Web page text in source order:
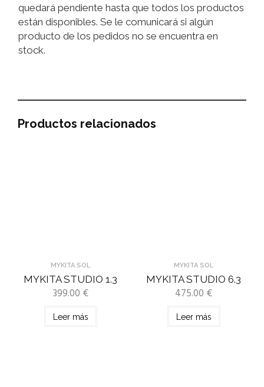
quedará pendiente hasta que todos los productos
están disponibles. Se le comunicará si algún
producto de los pedidos no se encuentra en
stock.
Productos relacionados
MYKITA SOL
MYKITA STUDIO 1.3
399.00 €
Leer más
MYKITA SOL
MYKITA STUDIO 6.3
475.00 €
Leer más